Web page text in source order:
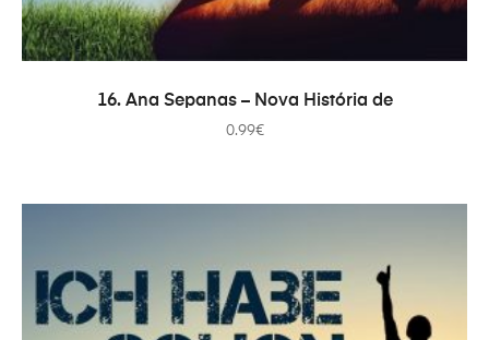
ADICIONAR
16. Ana Sepanas – Nova História de
0.99€